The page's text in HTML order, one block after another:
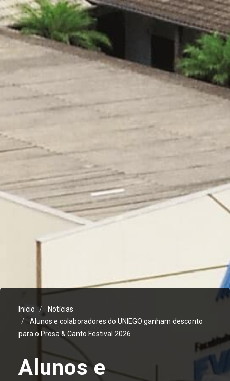
Inicio
Notícias
Alunos e colaboradores do UNIEGO ganham desconto
para o Prosa & Canto Festival 2026
Alunos e